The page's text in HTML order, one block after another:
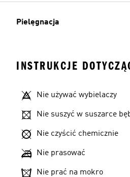
Pielęgnacja
INSTRUKCJE
Nie używać wybielaczy
Nie suszyć w suszarce
Nie czyścić chemicznie
Nie prasować
Nie prać na mokro